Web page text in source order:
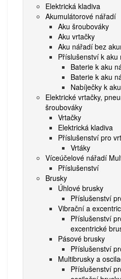
Elektrická kladiva
Akumulátorové nářadí
Aku šroubováky
Aku vrtačky
Aku nářadí bez
Příslušenství k aku
Baterie k aku
Baterie k aku
Nabíječky k
Elektrické vrtačky,
šroubováky
Vrtačky
Elektrická kladiva
Příslušenství pro
Vrtáky
Víceúčelové nářadí
Příslušenství
Brusky
Úhlové brusky
Příslušenství
Vibrační a
Příslušenství
excentrické
Pásové brusky
Příslušenství
Multibrusky a
Příslušenství